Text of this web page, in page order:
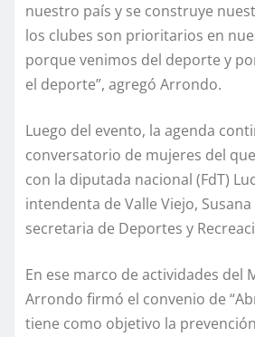
nuestro país y se construye
los clubes son prioritarios en
porque venimos del deporte y
el deporte”, agregó Arrondo.
Luego del evento, la agenda
conversatorio de mujeres del
con la diputada nacional (FdT)
intendenta de Valle Viejo,
secretaria de Deportes y
En ese marco de actividades del
Arrondo firmó el convenio de
tiene como objetivo la